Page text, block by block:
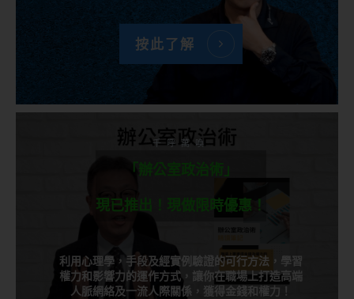
按此了解
千呼萬喚
「辦公室政治術」
現已推出！現做限時優惠！
利用心理學，手段及經實例驗證的可行方法，學習
權力和影響力的運作方式，讓你在職場上打造高端
人脈網絡及一流人際關係，獲得金錢和權力！